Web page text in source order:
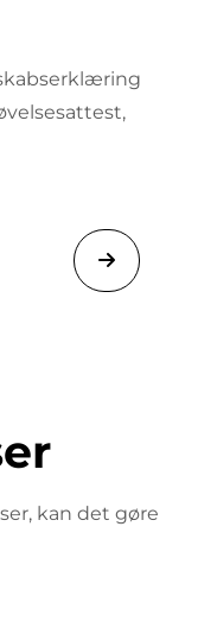
kan det gøre